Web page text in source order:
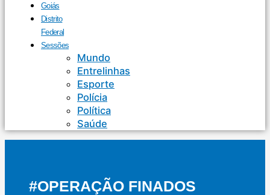
Goiás
Distrito
Federal
Sessões
Mundo
Entrelinhas
Esporte
Polícia
Política
Saúde
#OPERAÇÃO FINADOS